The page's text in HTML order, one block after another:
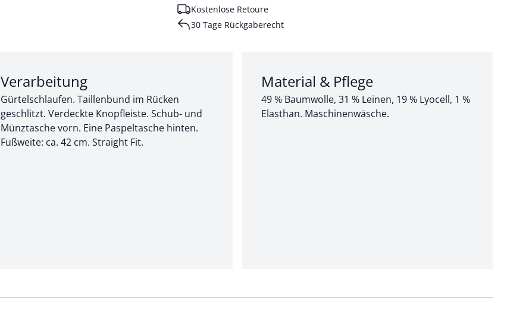
Kostenlose Retoure
30 Tage Rückgaberecht
Abschnitt 2 von 3:
Verarbeitung
Gürtelschlaufen. Taillenbund im Rücken
geschlitzt. Verdeckte Knopfleiste. Schub- und
Münztasche vorn. Eine Paspeltasche hinten.
Fußweite: ca. 42 cm. Straight Fit.
Abschnitt 3 von 3:
Material & Pflege
49 % Baumwolle, 31 % Leinen, 19 % Lyocell, 1 %
Elasthan. Maschinenwäsche.